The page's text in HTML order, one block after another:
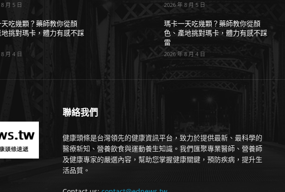
月 5 日
吃幾顆？藥師教你從顏
挑對瑪卡，體力有感不踩
月 4 日
2026 年 8 月 5 日
瑪卡一天吃幾顆？藥師教你從顏
色、產地挑對瑪卡，體力有感不踩
雷
2026 年 8 月 4 日
聯絡我們
健康頭條是台灣領先的健康資訊平台，致力於提供最新、最科學的
醫療新知、營養飲食與運動養生知識。我們匯聚專業醫師、營養師
及健康專家的嚴選內容，幫助您掌握健康關鍵，預防疾病，提升生
活品質。